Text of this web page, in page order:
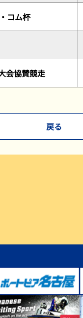
コム杯
会協賛競走
戻る